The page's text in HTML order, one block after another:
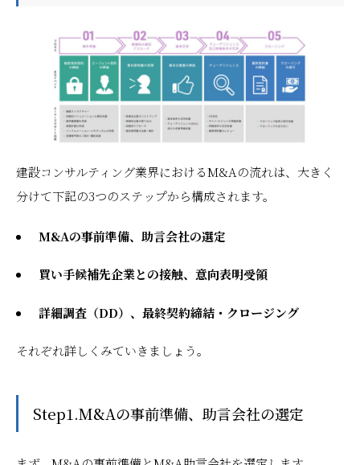
建設コンサルティング業界におけるM&Aの流れは、大きく
分けて下記の3つのステップから構成されます。
M&Aの事前準備、助言会社の選定
買い手候補先企業との接触、意向表明受領
詳細調査（DD）、最終契約締結・クロージング
それぞれ詳しくみていきましょう。
Step1.M&Aの事前準備、助言会社の選定